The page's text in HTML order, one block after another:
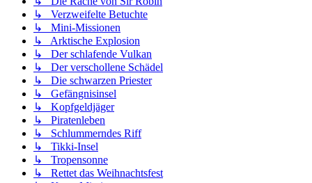
↳ Verzweifelte Betuchte
↳ Mini-Missionen
↳ Arktische Explosion
↳ Der schlafende Vulkan
↳ Der verschollene Schädel
↳ Die schwarzen Priester
↳ Gefängnisinsel
↳ Kopfgeldjäger
↳ Piratenleben
↳ Schlummerndes Riff
↳ Tikki-Insel
↳ Tropensonne
↳ Rettet das Weihnachtsfest